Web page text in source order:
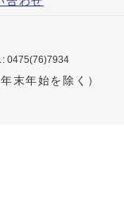
: 0475(76)7934
末年始を除く）